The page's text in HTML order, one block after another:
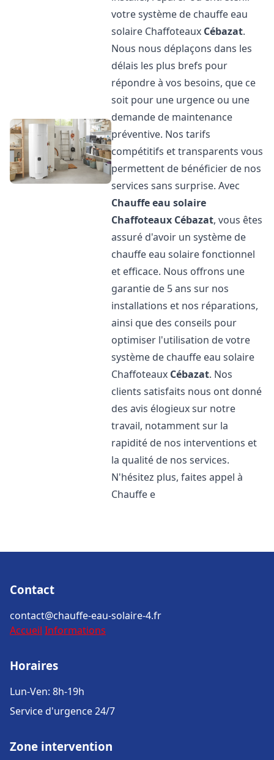
votre système de chauffe eau
solaire Chaffoteaux Cébazat.
Nous nous déplaçons dans les
délais les plus brefs pour
répondre à vos besoins, que ce
soit pour une urgence ou une
demande de maintenance
préventive. Nos tarifs
compétitifs et transparents vous
permettent de bénéficier de nos
services sans surprise. Avec
Chauffe eau solaire
Chaffoteaux Cébazat, vous êtes
assuré d'avoir un système de
chauffe eau solaire fonctionnel
et efficace. Nous offrons une
garantie de 5 ans sur nos
installations et nos réparations,
ainsi que des conseils pour
optimiser l'utilisation de votre
système de chauffe eau solaire
Chaffoteaux Cébazat. Nos
clients satisfaits nous ont donné
des avis élogieux sur notre
travail, notamment sur la
rapidité de nos interventions et
la qualité de nos services.
N'hésitez plus, faites appel à
Chauffe e
Contact
contact@chauffe-eau-solaire-4.fr
Accueil Informations
Horaires
Lun-Ven: 8h-19h
Service d'urgence 24/7
Zone intervention